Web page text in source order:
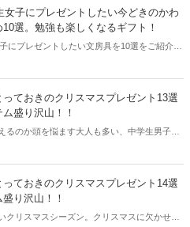
の子の初めてのコスメにぴったりなアイテム
た。見た目もかわいいパッケージや安全なリ
ットもあるのでこの記事を参考にして素敵な
ださいね。
女子にプレゼントしたい今どきのかわ
選。勉強も楽しくなるギフト！
にプレゼントしたい文房具を10選をご紹介し
どかわいくておしゃれな今どきのアイテムが
ですか。今回は少し大人っぽいデザインや友
なかわいい文房具を幅広く選んでみました。
しくなるので、毎日使うお気に入りのアイテ
くださいね。
ておきのクリスマスプレゼント13選
盛り沢山！！
るのか頭を悩ます大人も多い、中学生男子へ
たんですが、アイディアが浮かばない場合
用的なアイテム・グルメギフトがおすすめ。
レゼント、相手の笑顔を思い浮かべながら選
ておきのクリスマスプレゼント14選
り沢山！！
クリスマスシーズン。クリスマスに欠かせな